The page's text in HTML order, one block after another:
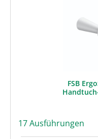
FSB
17 Ausführungen